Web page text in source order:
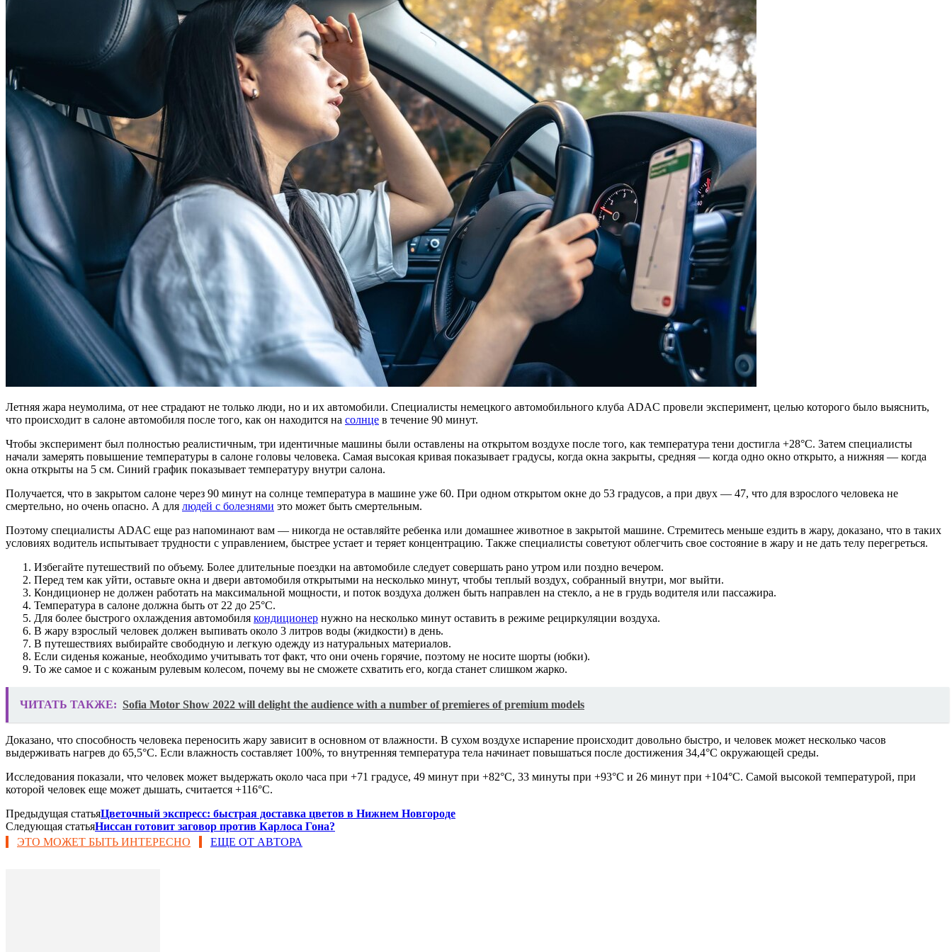
Летняя жара неумолима, от нее страдают не только люди, но и их автомобили. Специалисты немецкого автомобильного клуба ADAC провели эксперимент, целью которого было выяснить,
что происходит в салоне автомобиля после того, как он находится на солнце в течение 90 минут.
Чтобы эксперимент был полностью реалистичным, три идентичные машины были оставлены на открытом воздухе после того, как температура тени достигла +28°C. Затем специалисты
начали замерять повышение температуры в салоне головы человека. Самая высокая кривая показывает градусы, когда окна закрыты, средняя — когда одно окно открыто, а нижняя — когда
окна открыты на 5 см. Синий график показывает температуру внутри салона.
Получается, что в закрытом салоне через 90 минут на солнце температура в машине уже 60. При одном открытом окне до 53 градусов, а при двух — 47, что для взрослого человека не
смертельно, но очень опасно. А для людей с болезнями это может быть смертельным.
Поэтому специалисты ADAC еще раз напоминают вам — никогда не оставляйте ребенка или домашнее животное в закрытой машине. Стремитесь меньше ездить в жару, доказано, что в таких
условиях водитель испытывает трудности с управлением, быстрее устает и теряет концентрацию. Также специалисты советуют облегчить свое состояние в жару и не дать телу перегреться.
Избегайте путешествий по объему. Более длительные поездки на автомобиле следует совершать рано утром или поздно вечером.
Перед тем как уйти, оставьте окна и двери автомобиля открытыми на несколько минут, чтобы теплый воздух, собранный внутри, мог выйти.
Кондиционер не должен работать на максимальной мощности, и поток воздуха должен быть направлен на стекло, а не в грудь водителя или пассажира.
Температура в салоне должна быть от 22 до 25°C.
Для более быстрого охлаждения автомобиля кондиционер нужно на несколько минут оставить в режиме рециркуляции воздуха.
В жару взрослый человек должен выпивать около 3 литров воды (жидкости) в день.
В путешествиях выбирайте свободную и легкую одежду из натуральных материалов.
Если сиденья кожаные, необходимо учитывать тот факт, что они очень горячие, поэтому не носите шорты (юбки).
То же самое и с кожаным рулевым колесом, почему вы не сможете схватить его, когда станет слишком жарко.
ЧИТАТЬ ТАКЖЕ: Sofia Motor Show 2022 will delight the audience with a number of premieres of premium models
Доказано, что способность человека переносить жару зависит в основном от влажности. В сухом воздухе испарение происходит довольно быстро, и человек может несколько часов
выдерживать нагрев до 65,5°C. Если влажность составляет 100%, то внутренняя температура тела начинает повышаться после достижения 34,4°C окружающей среды.
Исследования показали, что человек может выдержать около часа при +71 градусе, 49 минут при +82°C, 33 минуты при +93°C и 26 минут при +104°C. Самой высокой температурой, при
которой человек еще может дышать, считается +116°C.
Предыдущая статьяЦветочный экспресс: быстрая доставка цветов в Нижнем Новгороде
Следующая статьяНиссан готовит заговор против Карлоса Гона?
ЭТО МОЖЕТ БЫТЬ ИНТЕРЕСНО
ЕЩЕ ОТ АВТОРА